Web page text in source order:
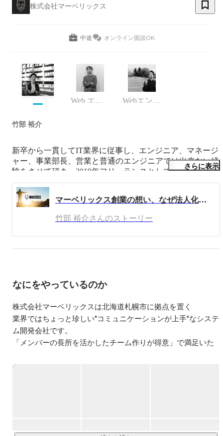
株式会社マーベリックス
中途 オンライン面談OK
Web エンジニア Webエンジニア
竹部 裕介
新卒から一貫してIT業界に従事し、エンジニア、マネージ
ャー、事業部長、営業と普通のエンジニアでは出来ない経
験をさせて頂き、2019年フリーランスとして独立。
フリーランスとして活動していたがどうすればもっと「ワ
クワク」出来るか考えた結果、「チームで仲間と一緒に仕
社マーベリックス設立。テーマは「最高のチームでシナジ
さらに表示
マーベリックス創業の想い、なぜ法人化したのか
竹部 裕介さんのストーリー
なにをやっているのか
株式会社マーベリックスは北海道札幌市に拠点を置く
業界ではちょっと珍しい"コミュニケーションが上手"なシステ
ム開発会社です。
「メンバーの長所を活かしたチーム作りが得意」で満足いた